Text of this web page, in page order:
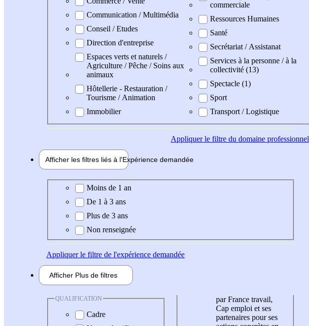
Communication / Multimédia
Conseil / Etudes
Direction d'entreprise
Espaces verts et naturels /
Agriculture / Pêche / Soins aux
animaux
Hôtellerie - Restauration /
Tourisme / Animation
Immobilier
commerciale
Ressources Humaines
Santé
Secrétariat / Assistanat
Services à la personne / à la
collectivité (13)
Spectacle (1)
Sport
Transport / Logistique
Appliquerle filtre du domaine professionnel
Afficher les filtres liés à l'Expérience demandée
Expérience demandée
Moins de 1 an
De 1 à 3 ans
Plus de 3 ans
Non renseignée
Appliquerle filtre de l'expérience demandée
Afficher Plus de filtres
QUALIFICATION
Cadre
par France travail,
Cap emploi et ses
partenaires pour ses